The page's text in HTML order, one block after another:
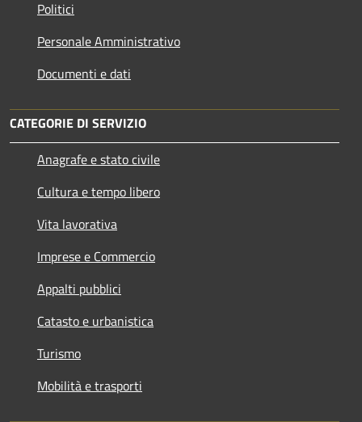
Politici
Personale Amministrativo
Documenti e dati
CATEGORIE DI SERVIZIO
Anagrafe e stato civile
Cultura e tempo libero
Vita lavorativa
Imprese e Commercio
Appalti pubblici
Catasto e urbanistica
Turismo
Mobilità e trasporti